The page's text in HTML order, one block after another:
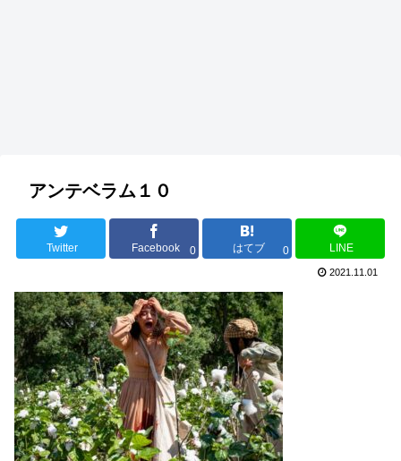
アンテベラム１０
Twitter Facebook 0 はてブ 0 LINE
2021.11.01